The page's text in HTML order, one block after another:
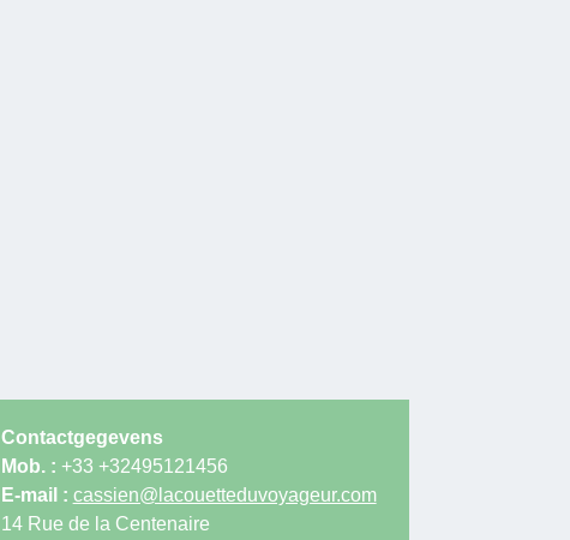
Contactgegevens
Mob. : +33 +32495121456
E-mail : cassien@lacouetteduvoyageur.com
14 Rue de la Centenaire